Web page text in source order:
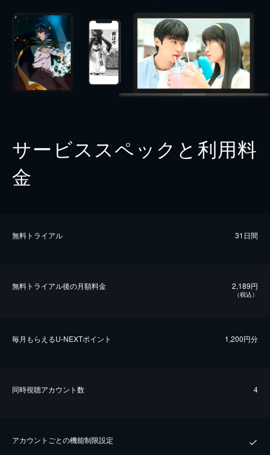
サービススペックと利用料
金
無料トライアル 31日間
無料トライアル後の⽉額料金 2,189円
（税込）
毎⽉もらえるU-NEXTポイント 1,200円分
同時視聴アカウント数 4
アカウントごとの機能制限設定